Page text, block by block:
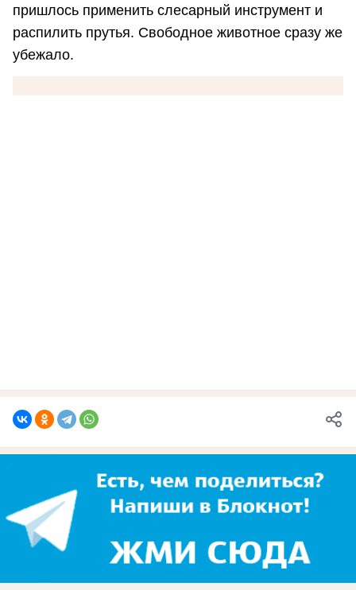
пришлось применить слесарный инструмент и
распилить прутья. Свободное животное сразу же
убежало.